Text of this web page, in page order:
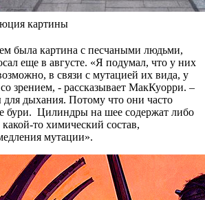
картины
была картина с песчаными людьми,
еще в августе. «Я подумал, что у них
в связи с мутацией их вида, у
зрением, - рассказывает МакКуорри. –
дыхания. Потому что они часто
бури. Цилиндры на шее содержат либо
то химический состав,
мутации».